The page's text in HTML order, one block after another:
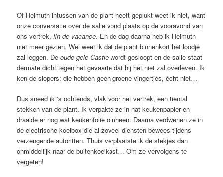
Of Helmuth intussen van de plant heeft geplukt weet ik niet, want
onze conversatie over de salie vond plaats op de vooravond van
ons vertrek,fin de vacance. En de dag daarna heb ik Helmuth
niet meer gezien. Wel weet ik dat de plant binnenkort het loodje
zal leggen. De oude gele Castle wordt gesloopt en de salie staat
dermate dicht tegen het gevaarte dat hij het niet zal overleven. Ik
ken de slopers: die hebben geen groene vingertjes, écht niet…
Dus sneed ik ‘s ochtends, vlak voor het vertrek, een tiental
stekken van de plant. Ik verpakte ze in nat keukenpapier en
draaide er nog wat keukenfolie omheen. Daarna verdwenen ze in
de electrische koelbox die al zoveel diensten bewees tijdens
verzengende autoritten. Thuis verplaatste ik de stekjes dan
onmiddellijk naar de buitenkoelkast… Om ze vervolgens te
vergeten!